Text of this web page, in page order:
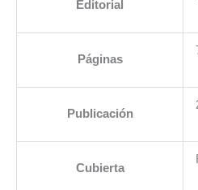
Editorial
Páginas
Publicación
Cubierta